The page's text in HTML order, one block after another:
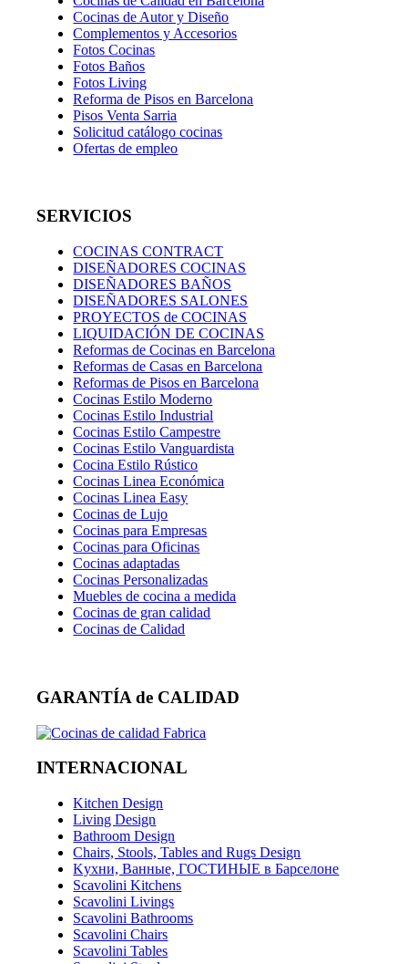
Cocinas de Autor y Diseño
Complementos y Accesorios
Fotos Cocinas
Fotos Baños
Fotos Living
Reforma de Pisos en Barcelona
Pisos Venta Sarria
Solicitud catálogo cocinas
Ofertas de empleo
SERVICIOS
COCINAS CONTRACT
DISEÑADORES COCINAS
DISEÑADORES BAÑOS
DISEÑADORES SALONES
PROYECTOS de COCINAS
LIQUIDACIÓN DE COCINAS
Reformas de Cocinas en Barcelona
Reformas de Casas en Barcelona
Reformas de Pisos en Barcelona
Cocinas Estilo Moderno
Cocinas Estilo Industrial
Cocinas Estilo Campestre
Cocinas Estilo Vanguardista
Cocina Estilo Rústico
Cocinas Linea Económica
Cocinas Linea Easy
Cocinas de Lujo
Cocinas para Empresas
Cocinas para Oficinas
Cocinas adaptadas
Cocinas Personalizadas
Muebles de cocina a medida
Cocinas de gran calidad
Cocinas de Calidad
GARANTÍA de CALIDAD
INTERNACIONAL
Kitchen Design
Living Design
Bathroom Design
Chairs, Stools, Tables and Rugs Design
Kухни, Ванные, ГОСТИНЫЕ в Барселоне
Scavolini Kitchens
Scavolini Livings
Scavolini Bathrooms
Scavolini Chairs
Scavolini Tables